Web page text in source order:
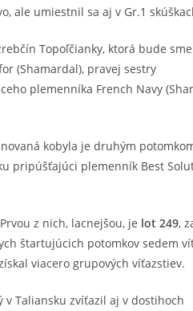
ale umiestnil sa aj v Gr.1
Topoľčianky, ktorá bude
(Shamardal), pravej sestry
plemenníka French Navy
kobyla je druhým
pripúšťajúci plemenník Best
z nich, lacnejšou, je lot 249,
štartujúcich potomkov sedem
viacero grupových víťazstiev.
v Taliansku zvíťazil aj v dostihoch